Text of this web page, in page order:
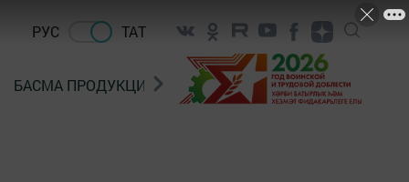
РУС ТАТ
БАСМА ПРОДУКЦИЯ САТУ «ГӨЛСТАН»